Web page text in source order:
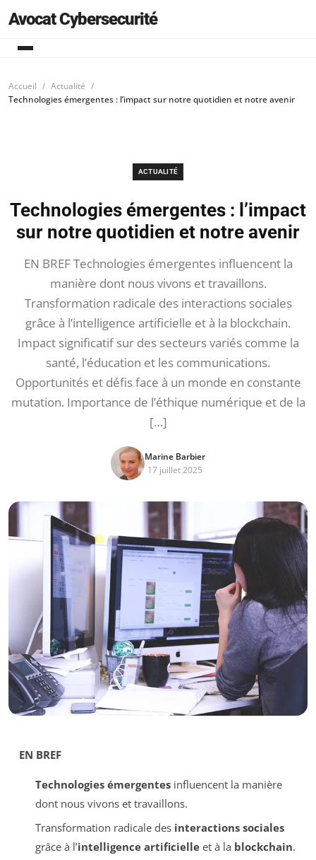
Avocat Cybersecurité
Accueil
Actualité
Technologies émergentes : l’impact sur notre quotidien et notre avenir
ACTUALITÉ
Technologies émergentes : l’impact
sur notre quotidien et notre avenir
EN BREF Technologies émergentes influencent la
manière dont nous vivons et travaillons.
Transformation radicale des interactions sociales
grâce à l’intelligence artificielle et à la blockchain.
Impact significatif sur des secteurs variés comme la
santé, l’éducation et les communications.
Opportunités et défis face à un monde en constante
mutation. Importance de l’éthique numérique et de la
[…]
Marine Barbier
17 juillet 2025
EN BREF
Technologies émergentesinfluencent la manière
dont nous vivons et travaillons.
Transformation radicale des interactions sociales
grâce à l’intelligence artificielleet à la blockchain.